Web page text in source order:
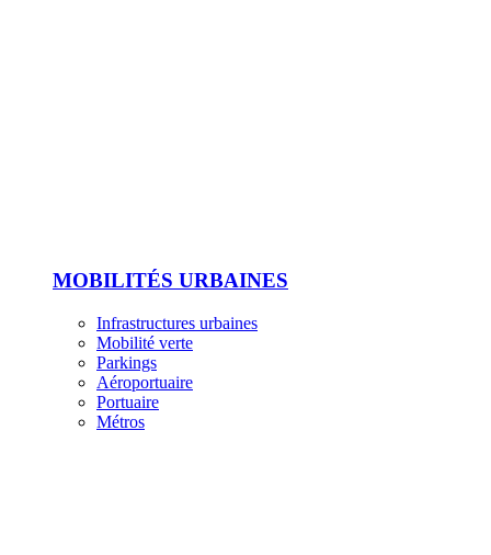
MOBILITÉS URBAINES
Infrastructures urbaines
Mobilité verte
Parkings
Aéroportuaire
Portuaire
Métros